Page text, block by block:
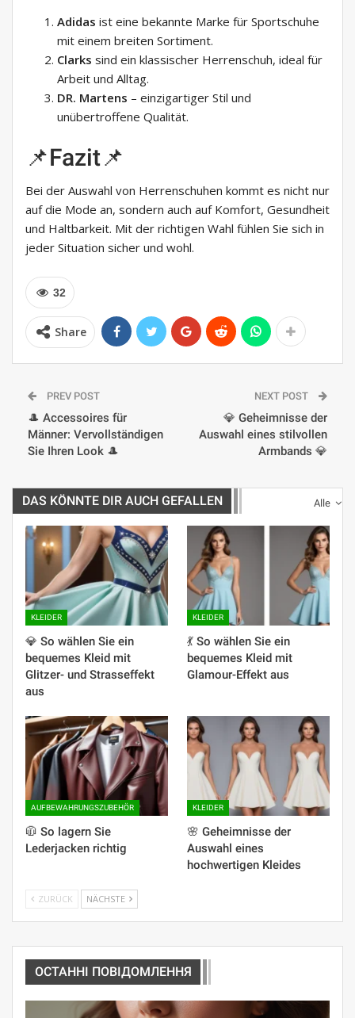
Adidas ist eine bekannte Marke für Sportschuhe
mit einem breiten Sortiment.
Clarks sind ein klassischer Herrenschuh, ideal für
Arbeit und Alltag.
DR. Martens – einzigartiger Stil und
unübertroffene Qualität.
📌Fazit📌
Bei der Auswahl von Herrenschuhen kommt es nicht nur
auf die Mode an, sondern auch auf Komfort, Gesundheit
und Haltbarkeit. Mit der richtigen Wahl fühlen Sie sich in
jeder Situation sicher und wohl.
32
Share
PREV POST
🎩 Accessoires für
Männer: Vervollständigen
Sie Ihren Look 🎩
NEXT POST
💎 Geheimnisse der
Auswahl eines stilvollen
Armbands 💎
Alle
DAS KÖNNTE DIR AUCH GEFALLEN
KLEIDER
💎 So wählen Sie ein
bequemes Kleid mit
Glitzer- und Strasseffekt
aus
KLEIDER
💃 So wählen Sie ein
bequemes Kleid mit
Glamour-Effekt aus
AUFBEWAHRUNGSZUBEHÖR
🧥 So lagern Sie
Lederjacken richtig
KLEIDER
🌸 Geheimnisse der
Auswahl eines
hochwertigen Kleides
ZURÜCK NÄCHSTE
ОСТАННІ ПОВІДОМЛЕННЯ